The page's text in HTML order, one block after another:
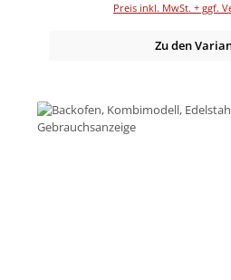
Preis inkl. MwSt. + ggf.
Zu den